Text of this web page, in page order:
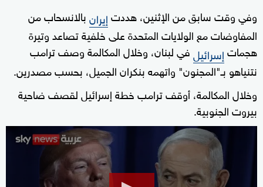
وفي وقت سابق من الإثنين، هددتإيرانبالانسحاب من
المفاوضات مع الولايات المتحدة على خلفية تصاعد وتيرة
هجماتإسرائيلفي لبنان، وخلال المكالمة وصف ترامب
نتنياهو بـ"المجنون" واتهمه بنكران الجميل، بحسب مصدرين.
وخلال المكالمة، أوقف ترامب خطة إسرائيل لقصف ضاحية
بيروت الجنوبية.
seconds